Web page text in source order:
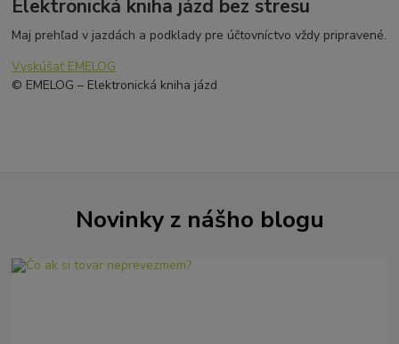
Elektronická kniha jázd bez stresu
Maj prehľad v jazdách a podklady pre účtovníctvo vždy pripravené.
Vyskúšať EMELOG
© EMELOG – Elektronická kniha jázd
Novinky z nášho blogu